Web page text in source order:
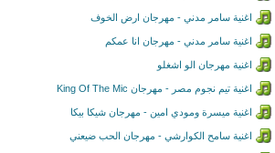
اغنية سامر مدني - مهرجان ارض الخوف
اغنية سامر مدني - مهرجان انا عمكم
اغنية مهرجان الو اشغلو
اغنية تيم نجوم مصر - مهرجان King Of The Mic
اغنية ميسرة ومودي امين - مهرجان شيكا بيكا
اغنية سامح الكوارشي - مهرجان الحب ضيعني